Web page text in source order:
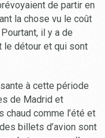
de partir en
la chose vu le coût
il y a de
le détour et qui sont
à cette période
de Madrid et
chaud comme l’été et
billets d’avion sont